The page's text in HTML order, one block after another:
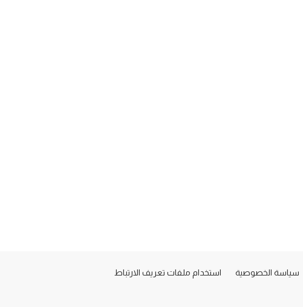
سياسة الخصوصية استخدام ملفات تعريف الارتباط